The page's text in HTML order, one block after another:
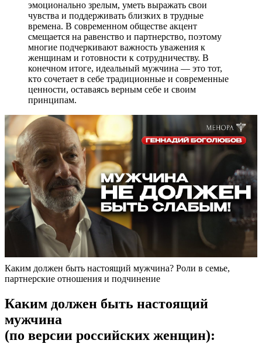
эмоционально зрелым, уметь выражать свои
чувства и поддерживать близких в трудные
времена. В современном обществе акцент
смещается на равенство и партнерство, поэтому
многие подчеркивают важность уважения к
женщинам и готовности к сотрудничеству. В
конечном итоге, идеальный мужчина — это тот,
кто сочетает в себе традиционные и современные
ценности, оставаясь верным себе и своим
принципам.
Каким должен быть настоящий мужчина? Роли в семье,
партнерские отношения и подчинение
Каким должен быть настоящий
мужчина
(по версии российских женщин):